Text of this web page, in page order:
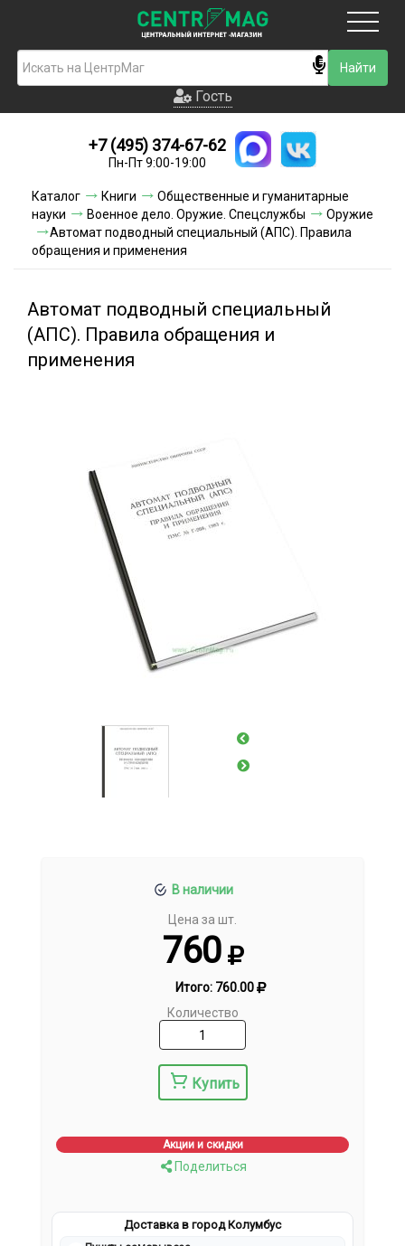
Гость
Новинки
Условия доставки
Условия оплаты
Акции и скидки
Гость
+7 (495) 374-67-62
Пн-Пт 9:00-19:00
Каталог Книги
Общественные и гуманитарные
науки
Военное дело. Оружие. Спецслужбы
Оружие
Автомат подводный специальный (АПС). Правила
обращения и применения
Автомат подводный специальный
(АПС). Правила обращения и
применения
В наличии
Цена за шт.
760
Итого: 760.00
Количество
Купить
Акции и скидки
Поделиться
Доставка в город Колумбус